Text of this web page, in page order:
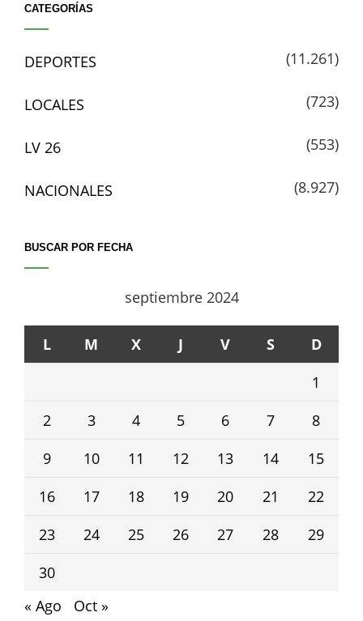
CATEGORÍAS
DEPORTES (11.261)
LOCALES (723)
LV 26 (553)
NACIONALES (8.927)
BUSCAR POR FECHA
septiembre 2024
L M X J V S
D
1
2
3 4 5 6 7
8
9
10 11 12 13 14
15
16
17 18 19 20 21
22
23
24 25 26 27 28
29
30
« Ago
Oct »